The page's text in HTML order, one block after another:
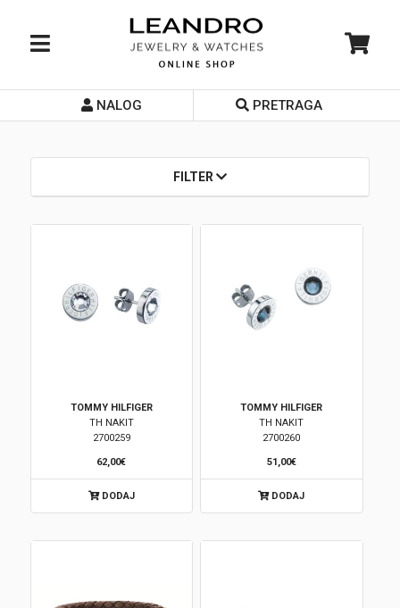
Početna
Prodavnice
Loyalty Club
Swiss🇨🇭
Satovi
Diamond
NALOG PRETRAGA
FILTER
TOMMY HILFIGER
TH NAKIT
2700259
62,00€
DODAJ
TOMMY HILFIGER
TH NAKIT
2700260
51,00€
DODAJ